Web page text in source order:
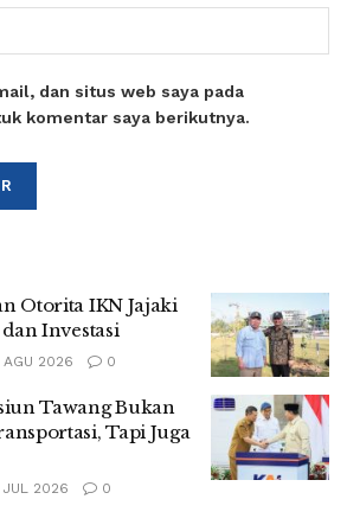
dan situs web saya pada
komentar saya berikutnya.
Otorita IKN Jajaki
Investasi
2026 0
Tawang Bukan
Tapi Juga
2026 0